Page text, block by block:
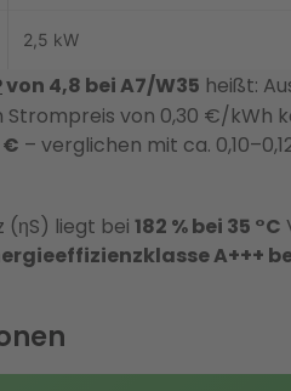
2,5 kW
von 4,8 bei A7/W35 heißt:
Strompreis von 0,30 €/kWh
€ – verglichen mit ca.
(ηS) liegt bei 182 % bei 35 °C
A+++